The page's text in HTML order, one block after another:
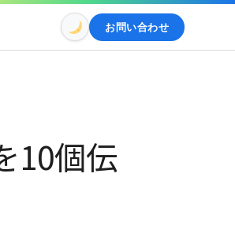
お問い合わせ
10個伝